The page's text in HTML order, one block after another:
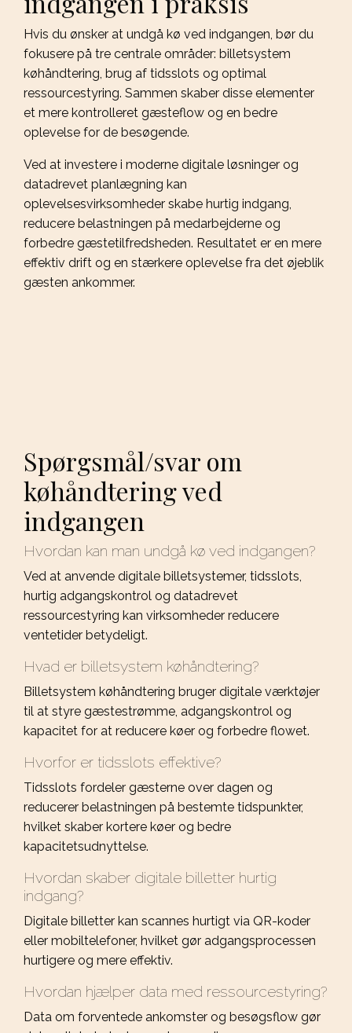
Hvis du ønsker at undgå kø ved indgangen, bør du
fokusere på tre centrale områder: billetsystem
køhåndtering, brug af tidsslots og optimal
ressourcestyring. Sammen skaber disse elementer
et mere kontrolleret gæsteflow og en bedre
oplevelse for de besøgende.
Ved at investere i moderne digitale løsninger og
datadrevet planlægning kan
oplevelsesvirksomheder skabe hurtig indgang,
reducere belastningen på medarbejderne og
forbedre gæstetilfredsheden. Resultatet er en mere
effektiv drift og en stærkere oplevelse fra det øjeblik
gæsten ankommer.
Spørgsmål/svar om
køhåndtering ved
indgangen
Hvordan kan man undgå kø ved indgangen?
Ved at anvende digitale billetsystemer, tidsslots,
hurtig adgangskontrol og datadrevet
ressourcestyring kan virksomheder reducere
ventetider betydeligt.
Hvad er billetsystem køhåndtering?
Billetsystem køhåndtering bruger digitale værktøjer
til at styre gæstestrømme, adgangskontrol og
kapacitet for at reducere køer og forbedre flowet.
Hvorfor er tidsslots effektive?
Tidsslots fordeler gæsterne over dagen og
reducerer belastningen på bestemte tidspunkter,
hvilket skaber kortere køer og bedre
kapacitetsudnyttelse.
Hvordan skaber digitale billetter hurtig
indgang?
Digitale billetter kan scannes hurtigt via QR-koder
eller mobiltelefoner, hvilket gør adgangsprocessen
hurtigere og mere effektiv.
Hvordan hjælper data med ressourcestyring?
Data om forventede ankomster og besøgsflow gør